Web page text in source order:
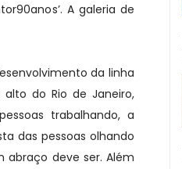
A galeria de
da linha
do Rio de Janeiro,
trabalhando, a
das pessoas olhando
deve ser. Além